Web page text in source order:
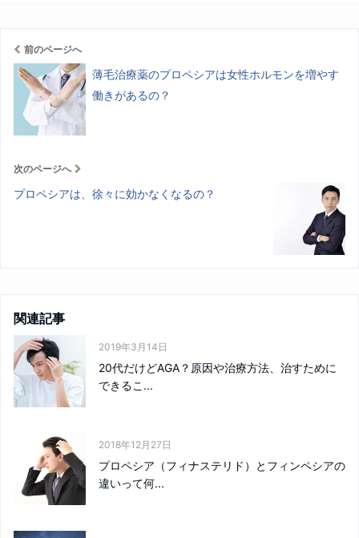
前のページへ
薄毛治療薬のプロペシアは女性ホルモンを増やす
働きがあるの？
次のページへ
プロペシアは、徐々に効かなくなるの？
関連記事
2019年3月14日
20代だけどAGA？原因や治療方法、治すために
できるこ...
2018年12月27日
プロペシア（フィナステリド）とフィンペシアの
違いって何...